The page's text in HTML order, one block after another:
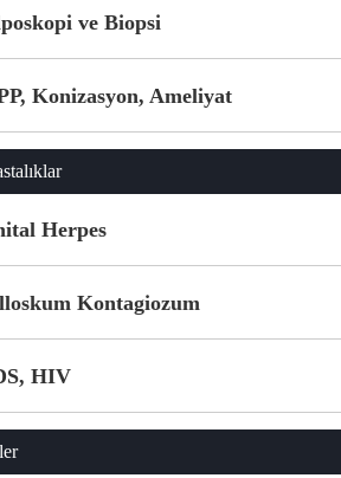
ve Biopsi
Konizasyon, Ameliyat
Herpes
Kontagiozum
HIV